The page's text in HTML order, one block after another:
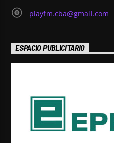
playfm.cba@gmail.com
ESPACIO PUBLICITARIO